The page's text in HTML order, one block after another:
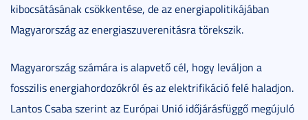
kibocsátásának csökkentése, de az energiapolitikájában
Magyarország az energiaszuverenitásra törekszik.
Magyarország számára is alapvető cél, hogy leváljon a
fosszilis energiahordozókról és az elektrifikáció felé haladjon.
Lantos Csaba szerint az Európai Unió időjárásfüggő megújuló